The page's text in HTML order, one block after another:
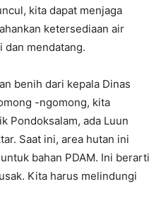
kita dapat menjaga
ketersediaan air
dan mendatang.
benih dari kepala Dinas
-ngomong, kita
Pondoksalam, ada Luun
Saat ini, area hutan ini
bahan PDAM. Ini berarti
Kita harus melindungi